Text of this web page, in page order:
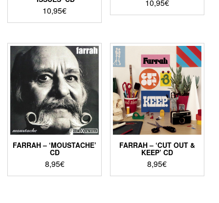
10,95€
10,95€
FARRAH – ‘MOUSTACHE’
CD
8,95€
FARRAH – ‘CUT OUT &
KEEP’ CD
8,95€